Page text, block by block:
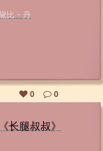
比・丹
0 0
《长腿叔叔》